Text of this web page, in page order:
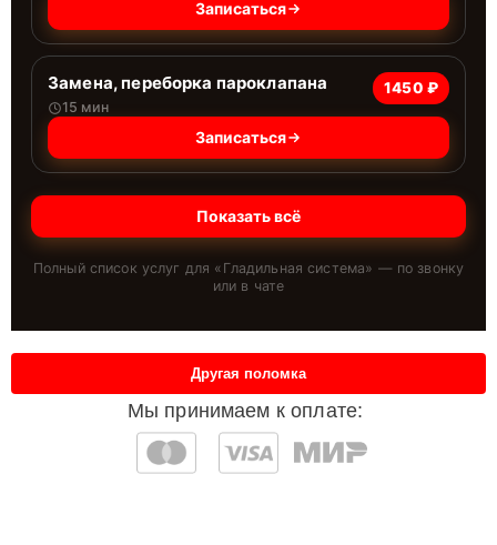
Записаться
Замена, переборка пароклапана
15 мин
1450 ₽
Записаться
Показать всё
Полный список услуг для « Гладильная система» — по звонку
или в чате
Мы принимаем к оплате:
Другая поломка